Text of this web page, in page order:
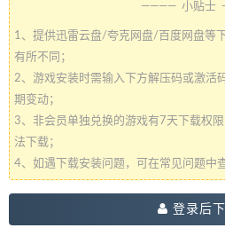
———— 小贴士
1、提供迅雷云盘/夸克网盘/百度网盘等
有所不同；
2、游戏安装时需输入下方解压码或激活
期变动；
3、非会员单独兑换的游戏有7天下载权
法下载；
4、如遇下载安装问题，可在常见问题中
登录后